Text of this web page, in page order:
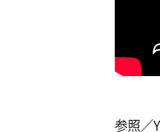
参照／